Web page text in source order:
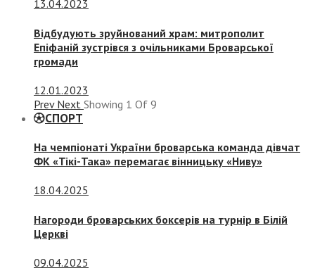
13.04.2023
Відбудують зруйнований храм: митрополит
Епіфаній зустрівся з очільниками Броварської
громади
12.01.2023
Prev Next Showing 1 Of 9
СПОРТ
На чемпіонаті України броварська команда дівчат
ФК «Тікі-Така» перемагає вінницьку «Ниву»
18.04.2025
Нагороди броварських боксерів на турнір в Білій
Церкві
09.04.2025